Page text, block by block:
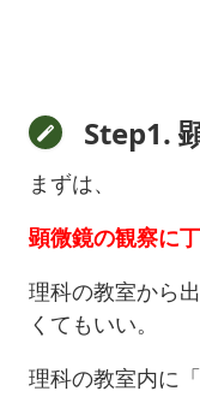
Step1.
まずは、
顕微鏡の観察に
理科の教室から
くてもいい。
理科の教室内に